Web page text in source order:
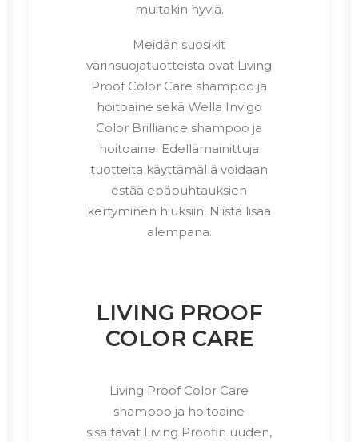
muitakin hyviä.
Meidän suosikit
värinsuojatuotteista ovat Living
Proof Color Care shampoo ja
hoitoaine sekä Wella Invigo
Color Brilliance shampoo ja
hoitoaine. Edellämainittuja
tuotteita käyttämällä voidaan
estää epäpuhtauksien
kertyminen hiuksiin. Niistä lisää
alempana.
LIVING PROOF
COLOR CARE
Living Proof Color Care
shampoo ja hoitoaine
sisältävät Living Proofin uuden,